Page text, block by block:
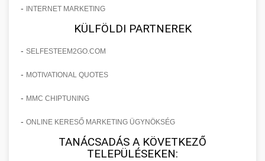
- INTERNET MARKETING
KÜLFÖLDI PARTNEREK
- SELFESTEEM2GO.COM
- MOTIVATIONAL QUOTES
- MMC CHIPTUNING
- ONLINE KERESŐ MARKETING ÜGYNÖKSÉG
TANÁCSADÁS A KÖVETKEZŐ
TELEPÜLÉSEKEN: